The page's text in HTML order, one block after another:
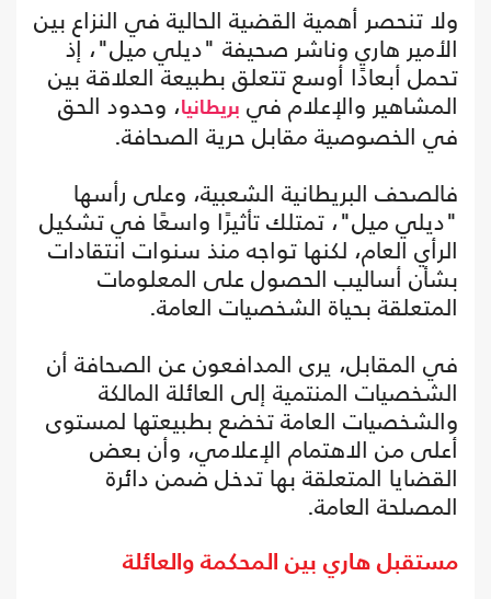
ولا تنحصر أهمية القضية الحالية في النزاع بين
الأمير هاري وناشر صحيفة "ديلي ميل"، إذ
تحمل أبعادًا أوسع تتعلق بطبيعة العلاقة بين
المشاهير والإعلام في بريطانيا، وحدود الحق
في الخصوصية مقابل حرية الصحافة.
فالصحف البريطانية الشعبية، وعلى رأسها
"ديلي ميل"، تمتلك تأثيرًا واسعًا في تشكيل
الرأي العام، لكنها تواجه منذ سنوات انتقادات
بشأن أساليب الحصول على المعلومات
المتعلقة بحياة الشخصيات العامة.
في المقابل، يرى المدافعون عن الصحافة أن
الشخصيات المنتمية إلى العائلة المالكة
والشخصيات العامة تخضع بطبيعتها لمستوى
أعلى من الاهتمام الإعلامي، وأن بعض
القضايا المتعلقة بها تدخل ضمن دائرة
المصلحة العامة.
مستقبل هاري بين المحكمة والعائلة